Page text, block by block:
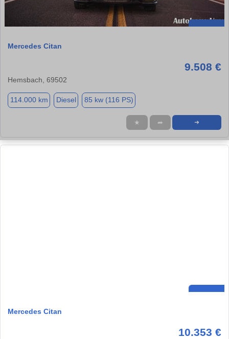
Mercedes Citan
9.508 €
Hemsbach, 69502
114.000 km Diesel 85 kw (116 PS)
★ ➦ ➜
Mercedes Citan
10.353 €